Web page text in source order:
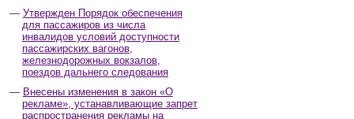
Утвержден Порядок обеспечения
для пассажиров из числа
инвалидов условий доступности
пассажирских вагонов,
железнодорожных вокзалов,
поездов дальнего следования
Внесены изменения в закон «О
рекламе», устанавливающие запрет
распространения рекламы на